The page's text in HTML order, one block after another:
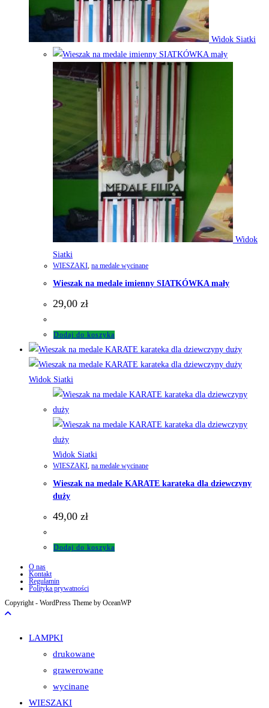
Widok Siatki
Widok
Siatki
WIESZAKI na medale wycinane
Wieszak na medale imienny SIATKÓWKA mały
29,00 zł
Dodaj do koszyka
Widok Siatki
Widok Siatki
WIESZAKI na medale wycinane
Wieszak na medale KARATE karateka dla dziewczyny
duży
49,00 zł
Dodaj do koszyka
O nas
Kontakt
Regulamin
Polityka prywatności
Copyright - WordPress Theme by OceanWP
LAMPKI
drukowane
grawerowane
wycinane
WIESZAKI